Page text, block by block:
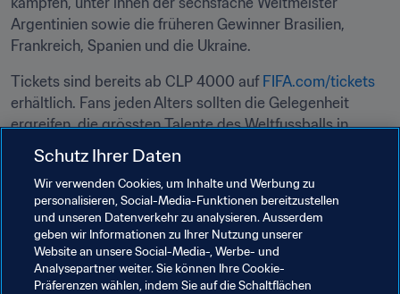
Argentinien sowie die früheren Gewinner Brasilien,
Frankreich, Spanien und die Ukraine.
Tickets sind bereits ab CLP 4000 auf FIFA.com/tickets
erhältlich. Fans jeden Alters sollten die Gelegenheit
ergreifen, die grössten Talente des Weltfussballs in
Aktion zu sehen.
Verwandte Themen
Organisation von Turnieren Organisation
Schutz Ihrer Daten
Wir verwenden Cookies, um Inhalte und Werbung zu
personalisieren, Social-Media-Funktionen bereitzustellen
und unseren Datenverkehr zu analysieren. Ausserdem
geben wir Informationen zu Ihrer Nutzung unserer
Website an unsere Social-Media-, Werbe- und
Analysepartner weiter. Sie können Ihre Cookie-
Präferenzen wählen, indem Sie auf die Schaltflächen